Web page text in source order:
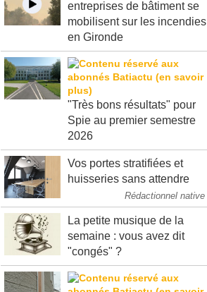
entreprises de bâtiment se
mobilisent sur les incendies
en Gironde
"Très bons résultats" pour
Spie au premier semestre
2026
Vos portes stratifiées et
huisseries sans attendre
Rédactionnel native
La petite musique de la
semaine : vous avez dit
"congés" ?